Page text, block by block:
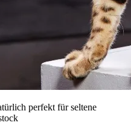
perfekt für seltene